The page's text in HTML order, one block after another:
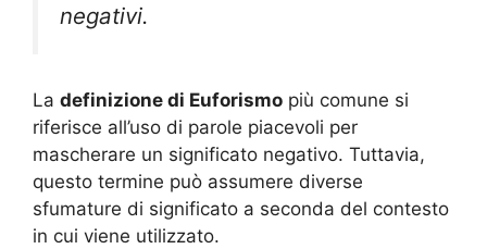
negativi.
La definizione di Euforismo più comune si
riferisce all’uso di parole piacevoli per
mascherare un significato negativo. Tuttavia,
questo termine può assumere diverse
sfumature di significato a seconda del contesto
in cui viene utilizzato.